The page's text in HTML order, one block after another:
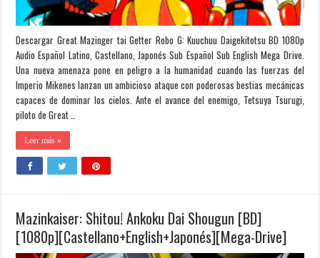
Descargar Great Mazinger tai Getter Robo G: Kuuchuu Daigekitotsu BD 1080p
Audio Español Latino, Castellano, Japonés Sub Español Sub English Mega Drive.
Una nueva amenaza pone en peligro a la humanidad cuando las fuerzas del
Imperio Mikenes lanzan un ambicioso ataque con poderosas bestias mecánicas
capaces de dominar los cielos. Ante el avance del enemigo, Tetsuya Tsurugi,
piloto de Great …
Leer más »
Mazinkaiser: Shitou! Ankoku Dai Shougun [BD]
[1080p][Castellano+English+Japonés][Mega-Drive]